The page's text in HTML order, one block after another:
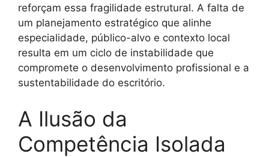
reforçam essa fragilidade estrutural. A falta de
um planejamento estratégico que alinhe
especialidade, público-alvo e contexto local
resulta em um ciclo de instabilidade que
compromete o desenvolvimento profissional e a
sustentabilidade do escritório.
A Ilusão da
Competência Isolada